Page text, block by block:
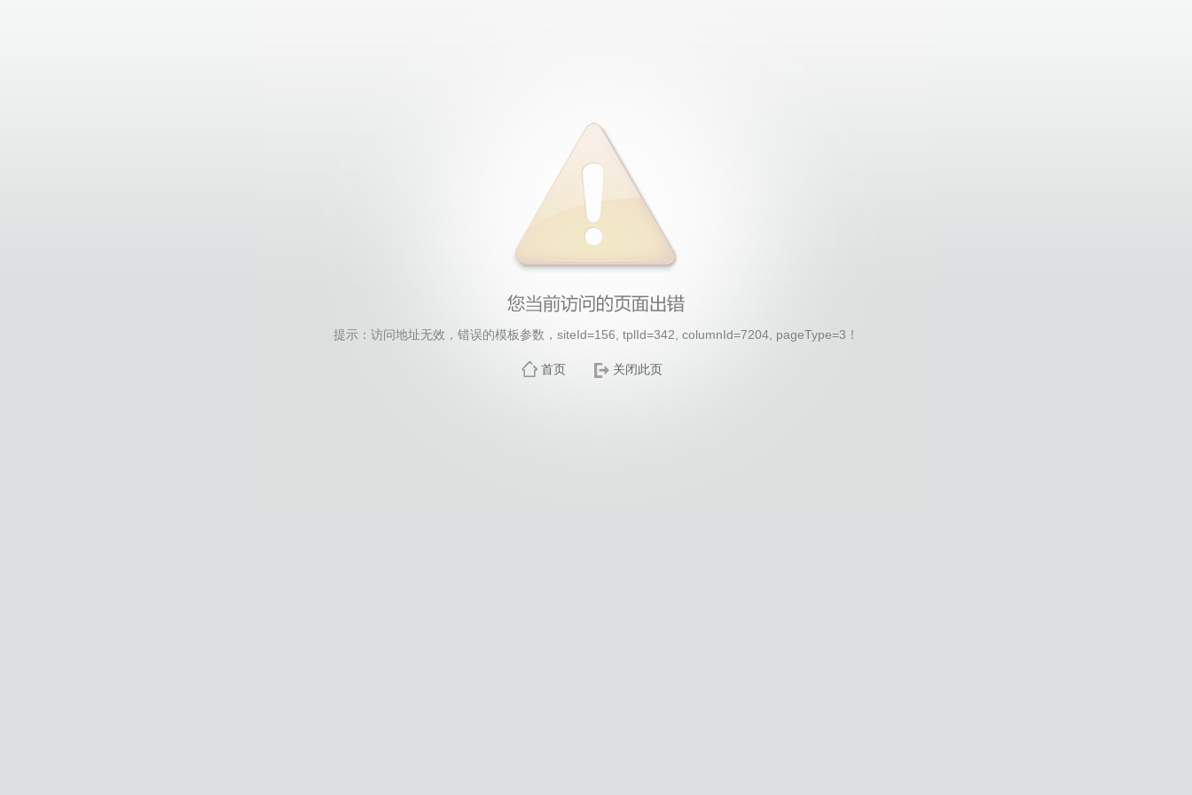
提示：访问地址无效，错误的模板参数，siteId=156, tplId=342, columnId=7204, pageType=3！
首页 关闭此页